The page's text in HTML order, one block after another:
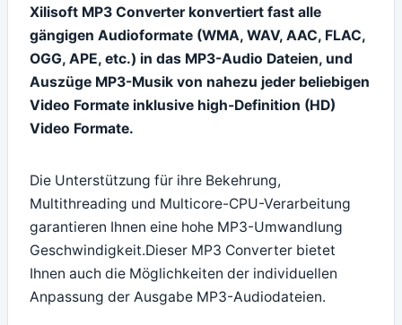
Xilisoft MP3 Converter konvertiert fast alle
gängigen Audioformate (WMA, WAV, AAC, FLAC,
OGG, APE, etc.) in das MP3-Audio Dateien, und
Auszüge MP3-Musik von nahezu jeder beliebigen
Video Formate inklusive high-Definition (HD)
Video Formate.
Die Unterstützung für ihre Bekehrung,
Multithreading und Multicore-CPU-Verarbeitung
garantieren Ihnen eine hohe MP3-Umwandlung
Geschwindigkeit.Dieser MP3 Converter bietet
Ihnen auch die Möglichkeiten der individuellen
Anpassung der Ausgabe MP3-Audiodateien.